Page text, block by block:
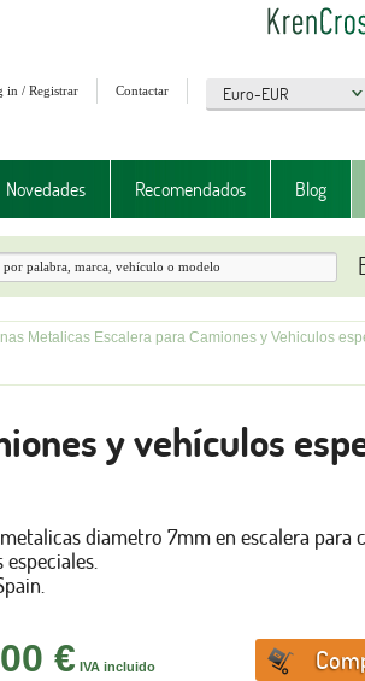
Contactar
in / Registrar
Novedades Recomendados Blog
Metalicas Escalera para Camiones y Vehiculos
y vehículos
diametro 7mm en escalera para
€ IVA incluido